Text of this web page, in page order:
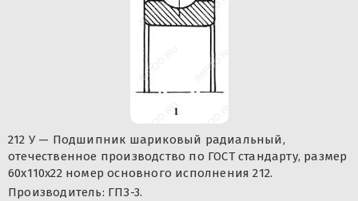
212 У — Подшипник шариковый радиальный,
отечественное производство по ГОСТ стандарту, размер
60x110x22 номер основного исполнения 212.
Производитель: ГПЗ-3.